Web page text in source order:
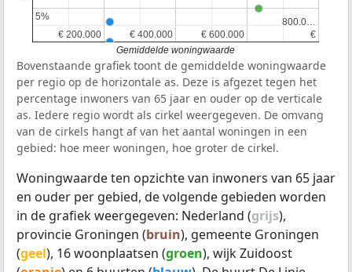
€ 200.000
€ 200.000 € 400.000
€ 400.000 € 600.000
€ 600.000 €
€
800.0…
800.0…
5%
5%
Gemiddelde woningwaarde
Bovenstaande grafiek toont de gemiddelde woningwaarde
per regio op de horizontale as. Deze is afgezet tegen het
percentage inwoners van 65 jaar en ouder op de verticale
as. Iedere regio wordt als cirkel weergegeven. De omvang
van de cirkels hangt af van het aantal woningen in een
gebied: hoe meer woningen, hoe groter de cirkel.
Woningwaarde ten opzichte van inwoners van 65 jaar
en ouder per gebied, de volgende gebieden worden
in de grafiek weergegeven: Nederland (grijs),
provincie Groningen (bruin), gemeente Groningen
(geel), 16 woonplaatsen (groen), wijk Zuidoost